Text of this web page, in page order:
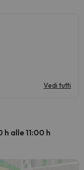
Vedi tutti
alle 11:00 h